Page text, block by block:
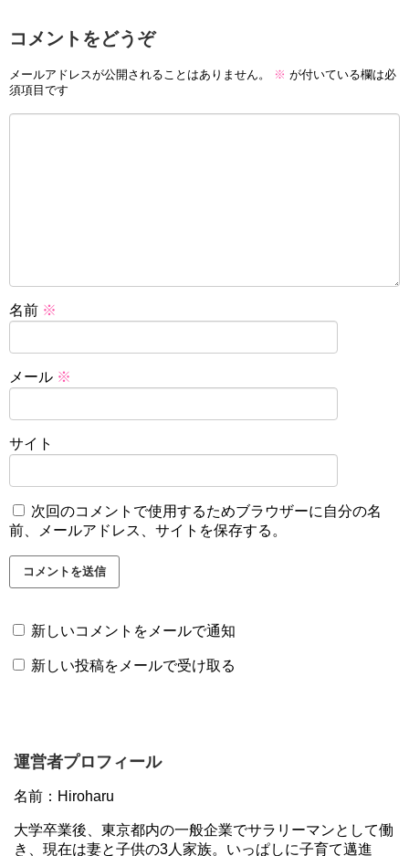
コメントをどうぞ
メールアドレスが公開されることはありません。 ※ が付いている欄は必
須項目です
名前 ※
メール ※
サイト
次回のコメントで使用するためブラウザーに自分の名
前、メールアドレス、サイトを保存する。
新しいコメントをメールで通知
新しい投稿をメールで受け取る
運営者プロフィール
名前：Hiroharu
大学卒業後、東京都内の一般企業でサラリーマンとして働
き、現在は妻と子供の3人家族。いっぱしに子育て邁進